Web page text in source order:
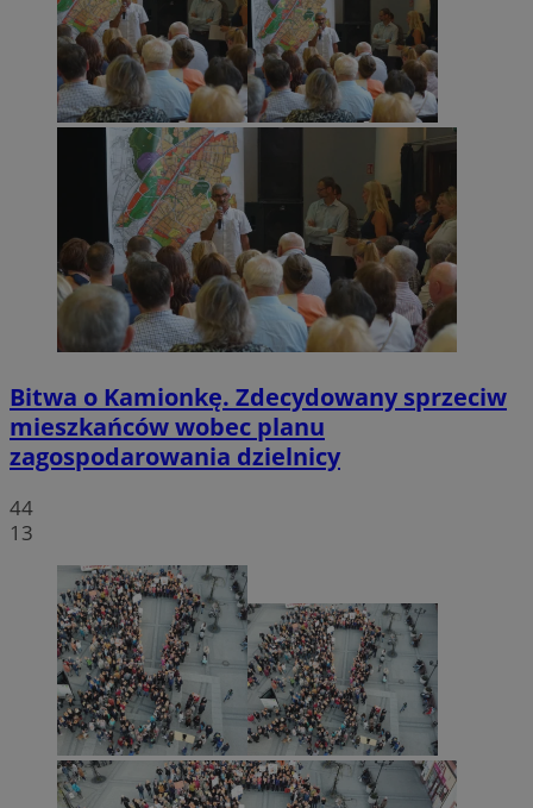
Bitwa o Kamionkę. Zdecydowany sprzeciw
mieszkańców wobec planu
zagospodarowania dzielnicy
44
13